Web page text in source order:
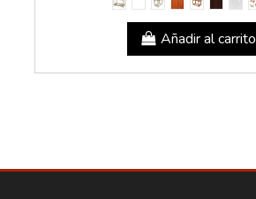
Añadir al carrito